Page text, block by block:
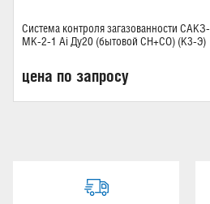
Система контроля загазованности САКЗ-
МК-2-1 Ai Ду20 (бытовой СН+СО) (К3-Э)
цена по запросу